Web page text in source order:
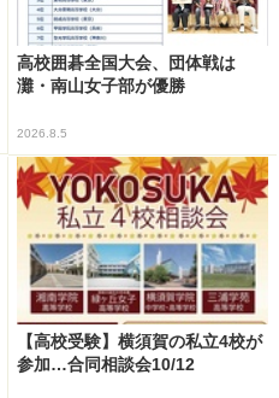
高校囲碁全国大会、団体戦は
灘・南山女子部が優勝
2026.8.5
【高校受験】横須賀の私立4校が
参加…合同相談会10/12